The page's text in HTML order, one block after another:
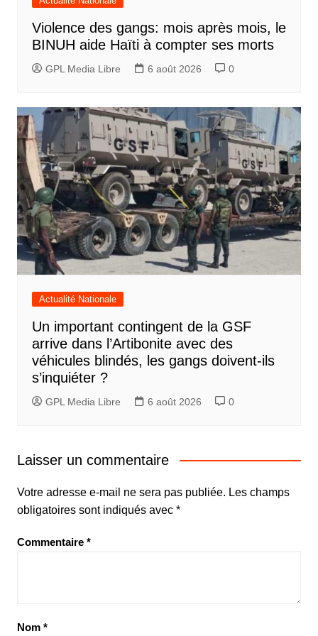
Violence des gangs: mois après mois, le
BINUH aide Haïti à compter ses morts
GPL Media Libre 6 août 2026 0
Actualité Nationale
Un important contingent de la GSF
arrive dans l’Artibonite avec des
véhicules blindés, les gangs doivent-ils
s’inquiéter ?
GPL Media Libre 6 août 2026 0
Laisser un commentaire
Votre adresse e-mail ne sera pas publiée. Les champs
obligatoires sont indiqués avec *
Commentaire *
Nom *